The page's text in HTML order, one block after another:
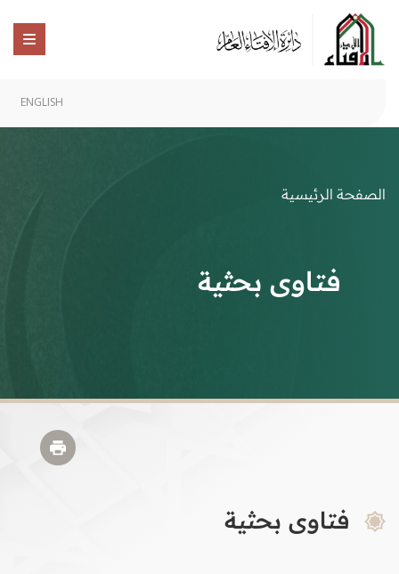
ENGLISH
الصفحة الرئيسية
فتاوى بحثية
فتاوى بحثية